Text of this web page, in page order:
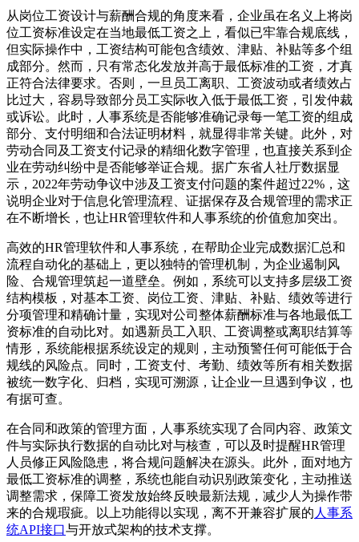
从岗位工资设计与薪酬合规的角度来看，企业虽在名义上将岗
位工资标准设定在当地最低工资之上，看似已牢靠合规底线，
但实际操作中，工资结构可能包含绩效、津贴、补贴等多个组
成部分。然而，只有常态化发放并高于最低标准的工资，才真
正符合法律要求。否则，一旦员工离职、工资波动或者绩效占
比过大，容易导致部分员工实际收入低于最低工资，引发仲裁
或诉讼。此时，人事系统是否能够准确记录每一笔工资的组成
部分、支付明细和合法证明材料，就显得非常关键。此外，对
劳动合同及工资支付记录的精细化数字管理，也直接关系到企
业在劳动纠纷中是否能够举证合规。据广东省人社厅数据显
示，2022年劳动争议中涉及工资支付问题的案件超过22%，这
说明企业对于信息化管理流程、证据保存及合规管理的需求正
在不断增长，也让HR管理软件和人事系统的价值愈加突出。
高效的HR管理软件和人事系统，在帮助企业完成数据汇总和
流程自动化的基础上，更以独特的管理机制，为企业遏制风
险、合规管理筑起一道壁垒。例如，系统可以支持多层级工资
结构模板，对基本工资、岗位工资、津贴、补贴、绩效等进行
分项管理和精确计量，实现对公司整体薪酬标准与各地最低工
资标准的自动比对。如遇新员工入职、工资调整或离职结算等
情形，系统能根据系统设定的规则，主动预警任何可能低于合
规线的风险点。同时，工资支付、考勤、绩效等所有相关数据
被统一数字化、归档，实现可溯源，让企业一旦遇到争议，也
有据可查。
在合同和政策的管理方面，人事系统实现了合同内容、政策文
件与实际执行数据的自动比对与核查，可以及时提醒HR管理
人员修正风险隐患，将合规问题解决在源头。此外，面对地方
最低工资标准的调整，系统也能自动识别政策变化，主动推送
调整需求，保障工资发放始终反映最新法规，减少人为操作带
来的合规瑕疵。以上功能得以实现，离不开兼容扩展的 人事系
统API接口与开放式架构的技术支撑。